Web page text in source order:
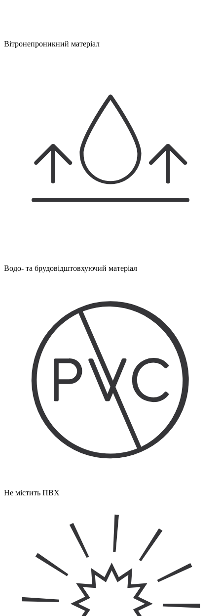
Вітронепроникний матеріал
Водо- та брудовідштовхуючий матеріал
Не містить ПВХ